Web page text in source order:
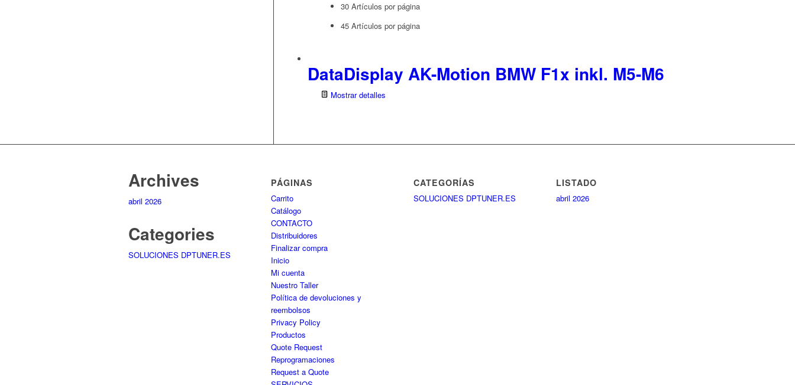
30 Artículos por página
45 Artículos por página
DataDisplay AK-Motion BMW F1x inkl. M5-M6
Mostrar detalles
Archives
abril 2026
Categories
SOLUCIONES DPTUNER.ES
PÁGINAS
Carrito
Catálogo
CONTACTO
Distribuidores
Finalizar compra
Inicio
Mi cuenta
Nuestro Taller
Política de devoluciones y
reembolsos
Privacy Policy
Productos
Quote Request
Reprogramaciones
Request a Quote
CATEGORÍAS
SOLUCIONES DPTUNER.ES
LISTADO
abril 2026